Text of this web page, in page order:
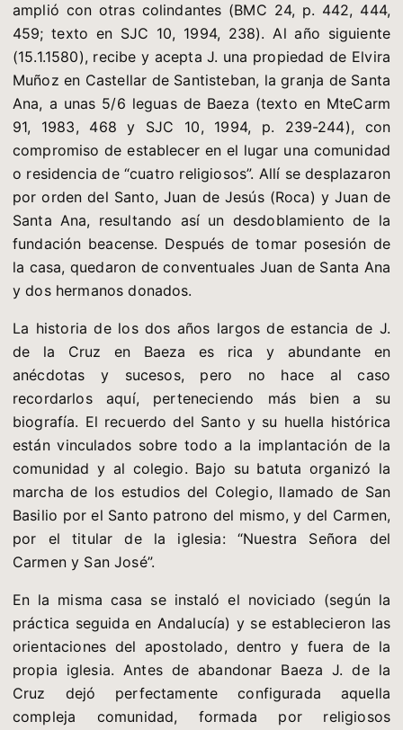
amplió con otras colindantes (BMC 24, p. 442, 444,
459; texto en SJC 10, 1994, 238). Al año siguiente
(15.1.1580), recibe y acepta J. una propiedad de Elvira
Muñoz en Castellar de Santisteban, la granja de Santa
Ana, a unas 5/6 leguas de Baeza (texto en MteCarm
91, 1983, 468 y SJC 10, 1994, p. 239-244), con
compromiso de establecer en el lugar una comunidad
o residencia de “cuatro religiosos”. Allí se desplazaron
por orden del Santo, Juan de Jesús (Roca) y Juan de
Santa Ana, resultando así un desdoblamiento de la
fundación beacense. Después de tomar posesión de
la casa, quedaron de conventuales Juan de Santa Ana
y dos hermanos donados.
La historia de los dos años largos de estancia de J.
de la Cruz en Baeza es rica y abundante en
anécdotas y sucesos, pero no hace al caso
recordarlos aquí, perteneciendo más bien a su
biografía. El recuerdo del Santo y su huella histórica
están vinculados sobre todo a la implantación de la
comunidad y al colegio. Bajo su batuta organizó la
marcha de los estudios del Colegio, llamado de San
Basilio por el Santo patrono del mismo, y del Carmen,
por el titular de la iglesia: “Nuestra Señora del
Carmen y San José”.
En la misma casa se instaló el noviciado (según la
práctica seguida en Andalucía) y se establecieron las
orientaciones del apostolado, dentro y fuera de la
propia iglesia. Antes de abandonar Baeza J. de la
Cruz dejó perfectamente configurada aquella
compleja comunidad, formada por religiosos